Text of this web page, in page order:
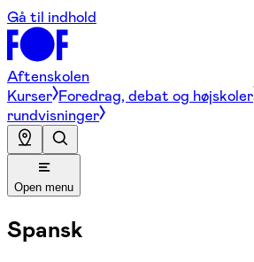
Gå til indhold
Aftenskolen
Kurser Foredrag, debat og højskoler
rundvisninger
Open menu
Spansk